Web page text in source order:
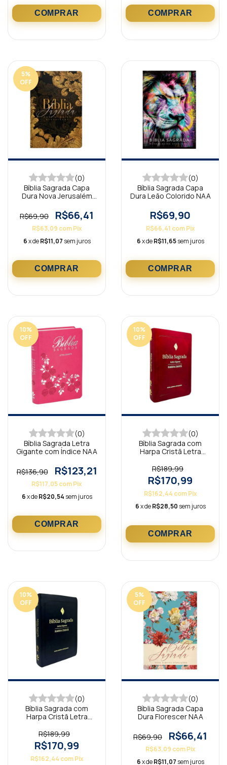
5%
OFF
(0)
Bíblia Sagrada Capa
Dura Nova Jerusalém
R$69,90
R$66,41
R$63,09 com Pix
6x deR$11,07 sem juros
(0)
Bíblia Sagrada Capa
Dura Leão Colorido NAA
R$69,90
R$66,41 com Pix
6x deR$11,65 sem juros
10%
OFF
(0)
Bíblia Sagrada Letra
Gigante com Índice NAA
R$136,90 R$123,21
R$117,05comPix
6x deR$20,54 sem juros
10%
OFF
(0)
Bíblia Sagrada com
Harpa Cristã Letra
R$189,99
R$170,99
R$162,44 com Pix
6x deR$28,50 sem juros
10%
OFF
(0)
Bíblia Sagrada com
Harpa Cristã Letra
R$189,99
R$170,99
R$162,44 com Pix
5%
OFF
(0)
Bíblia Sagrada Capa
Dura Florescer NAA
R$69,90 R$66,41
R$63,09 com Pix
6x deR$11,07 sem juros